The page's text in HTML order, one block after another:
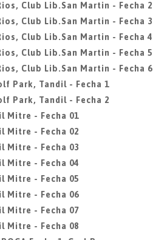
Club Lib.San Martin - Fecha 2
Club Lib.San Martin - Fecha 3
Club Lib.San Martin - Fecha 4
Club Lib.San Martin - Fecha 5
Club Lib.San Martin - Fecha 6
Park, Tandil - Fecha 1
Park, Tandil - Fecha 2
Mitre - Fecha 01
Mitre - Fecha 02
Mitre - Fecha 03
Mitre - Fecha 04
Mitre - Fecha 05
Mitre - Fecha 06
Mitre - Fecha 07
Mitre - Fecha 08